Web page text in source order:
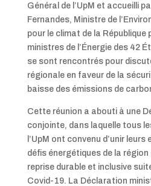
Général de l’UpM et accueilli
Fernandes, Ministre de
pour le climat de la
ministres de l’Énergie des 42
se sont rencontrés pour
régionale en faveur de la
baisse des émissions de
Cette réunion a abouti à une
conjointe, dans laquelle tous
l’UpM ont convenu d’unir
défis énergétiques de la
reprise durable et inclusive
Covid-19. La Déclaration